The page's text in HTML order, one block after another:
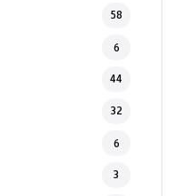
58
6
44
32
6
3